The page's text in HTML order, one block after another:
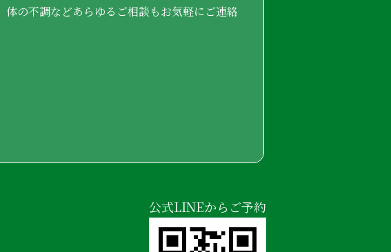
の不調などあらゆるご相談もお気軽にご連絡
公式LINEからご予約